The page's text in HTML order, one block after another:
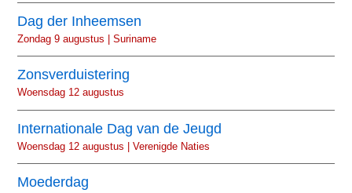
Dag der Inheemsen
Zondag 9 augustus | Suriname
Zonsverduistering
Woensdag 12 augustus
Internationale Dag van de Jeugd
Woensdag 12 augustus | Verenigde Naties
Moederdag